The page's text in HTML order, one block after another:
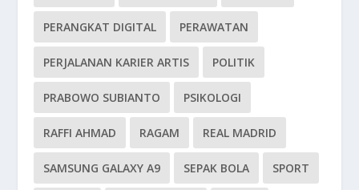
PERANGKAT DIGITAL PERAWATAN
PERJALANAN KARIER ARTIS POLITIK
PRABOWO SUBIANTO PSIKOLOGI
RAFFI AHMAD RAGAM REAL MADRID
SAMSUNG GALAXY A9 SEPAK BOLA SPORT